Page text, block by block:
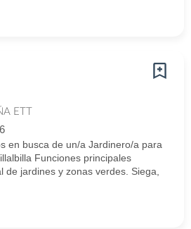
ETT
en busca de un/a Jardinero/a para
Funciones principales
de jardines y zonas verdes. Siega,